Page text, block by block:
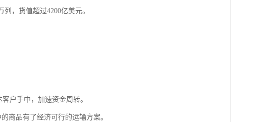
，货值超过4200亿美元。
户手中，加速资金周转。
商品有了经济可行的运输方案。